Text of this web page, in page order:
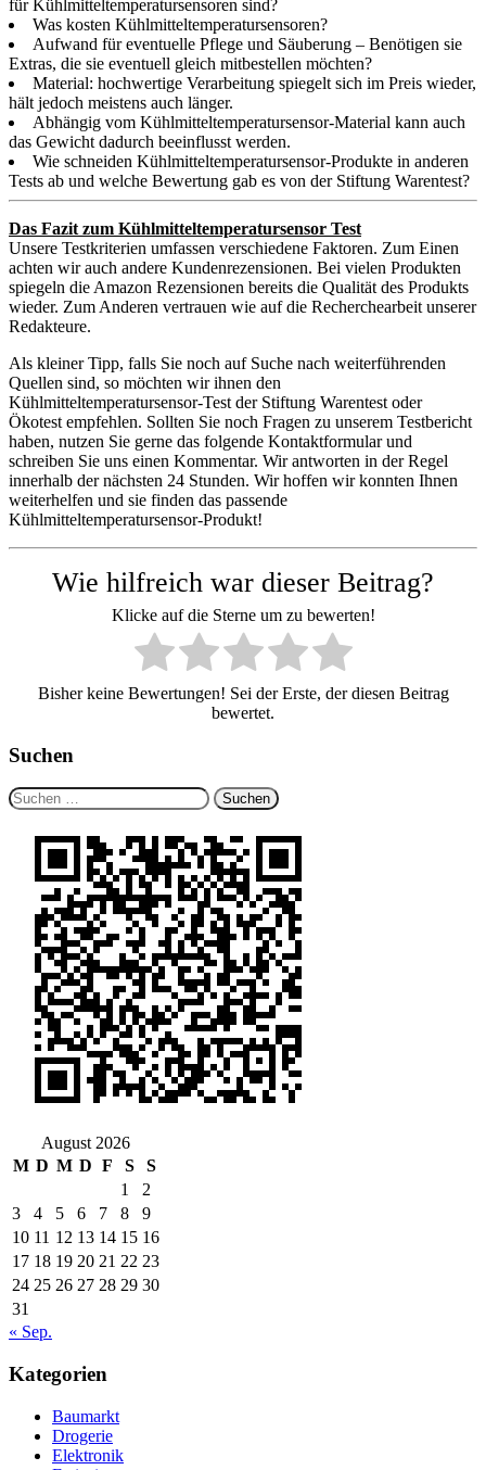
für Kühlmitteltemperatursensoren sind?
Was kosten Kühlmitteltemperatursensoren?
Aufwand für eventuelle Pflege und Säuberung – Benötigen sie
Extras, die sie eventuell gleich mitbestellen möchten?
Material: hochwertige Verarbeitung spiegelt sich im Preis wieder,
hält jedoch meistens auch länger.
Abhängig vom Kühlmitteltemperatursensor-Material kann auch
das Gewicht dadurch beeinflusst werden.
Wie schneiden Kühlmitteltemperatursensor-Produkte in anderen
Tests ab und welche Bewertung gab es von der Stiftung Warentest?
Das Fazit zum Kühlmitteltemperatursensor Test
Unsere Testkriterien umfassen verschiedene Faktoren. Zum Einen
achten wir auch andere Kundenrezensionen. Bei vielen Produkten
spiegeln die Amazon Rezensionen bereits die Qualität des Produkts
wieder. Zum Anderen vertrauen wie auf die Recherchearbeit unserer
Redakteure.
Als kleiner Tipp, falls Sie noch auf Suche nach weiterführenden
Quellen sind, so möchten wir ihnen den
Kühlmitteltemperatursensor-Test der Stiftung Warentest oder
Ökotest empfehlen. Sollten Sie noch Fragen zu unserem Testbericht
haben, nutzen Sie gerne das folgende Kontaktformular und
schreiben Sie uns einen Kommentar. Wir antworten in der Regel
innerhalb der nächsten 24 Stunden. Wir hoffen wir konnten Ihnen
weiterhelfen und sie finden das passende
Kühlmitteltemperatursensor-Produkt!
Wie hilfreich war dieser Beitrag?
Klicke auf die Sterne um zu bewerten!
Bisher keine Bewertungen! Sei der Erste, der diesen Beitrag
bewertet.
Suchen
Suchen
nach:
August 2026
M D M D F S
S
1
2
3
4 5 6 7 8
9
10 11 12 13 14 15 16
17 18 19 20 21 22 23
24 25 26 27 28 29 30
31
« Sep.
Kategorien
Baumarkt
Drogerie
Elektronik